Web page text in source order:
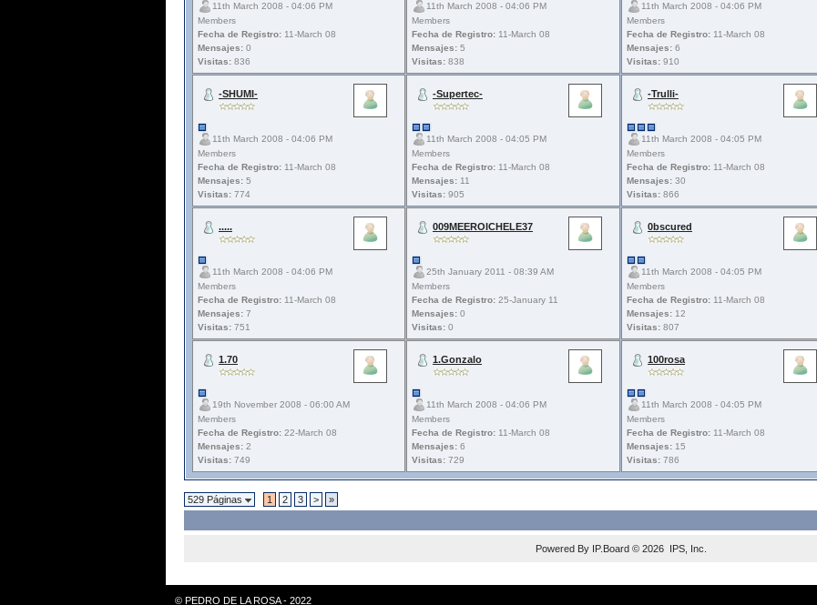
11th March 2008 - 04:06 PM
Members
Fecha de Registro: 11-March 08
Mensajes: 0
Visitas: 836
11th March 2008 - 04:06 PM
Members
Fecha de Registro: 11-March 08
Mensajes: 5
Visitas: 838
11th March 2008 - 04:06 PM
Members
Fecha de Registro: 11-March 08
Mensajes: 6
Visitas: 910
-SHUMI-
11th March 2008 - 04:06 PM
Members
Fecha de Registro: 11-March 08
Mensajes: 5
Visitas: 774
-Supertec-
11th March 2008 - 04:05 PM
Members
Fecha de Registro: 11-March 08
Mensajes: 11
Visitas: 905
-Trulli-
11th March 2008 - 04:05 PM
Members
Fecha de Registro: 11-March 08
Mensajes: 30
Visitas: 866
.....
11th March 2008 - 04:06 PM
Members
Fecha de Registro: 11-March 08
Mensajes: 7
Visitas: 751
009MEEROICHELE37
25th January 2011 - 08:39 AM
Members
Fecha de Registro: 25-January 11
Mensajes: 0
Visitas: 0
0bscured
11th March 2008 - 04:05 PM
Members
Fecha de Registro: 11-March 08
Mensajes: 12
Visitas: 807
1.70
19th November 2008 - 06:00 AM
Members
Fecha de Registro: 22-March 08
Mensajes: 2
Visitas: 749
1.Gonzalo
11th March 2008 - 04:06 PM
Members
Fecha de Registro: 11-March 08
Mensajes: 6
Visitas: 729
100rosa
11th March 2008 - 04:05 PM
Members
Fecha de Registro: 11-March 08
Mensajes: 15
Visitas: 786
529 Páginas 1 2 3 > »
Powered By IP.Board © 2026 IPS, Inc
© PEDRO DE LA ROSA - 2022